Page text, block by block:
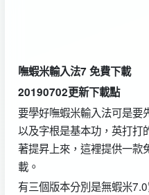
嘸蝦米輸入法7 免費下載
20190702更新下載點
要學好嘸蝦米輸入法可是要
以及字根是基本功，英打打
著提昇上來，這裡提供一款
載。
有三個版本分別是無蝦米